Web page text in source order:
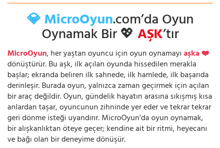
💎 MicroOyun.com’da Oyun
Oynamak Bir 💖AŞK’tır
MicroOyun, her yaştan oyuncu için oyun oynamayıaşka ❤️
dönüştürür. Bu aşk, ilk açılan oyunda hissedilen merakla
başlar; ekranda beliren ilk sahnede, ilk hamlede, ilk başarıda
derinleşir. Burada oyun, yalnızca zaman geçirmek için açılan
bir araç değildir. Oyun, gündelik hayatın arasına sıkışmış kısa
anlardan taşar, oyuncunun zihninde yer eder ve tekrar tekrar
geri dönme isteği uyandırır. MicroOyun’da oyun oynamak,
bir alışkanlıktan öteye geçer; kendine ait bir ritmi, heyecanı
ve bağı olan bir deneyime dönüşür.